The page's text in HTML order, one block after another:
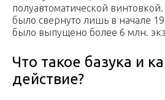
полуавтоматической
было свернуто лишь в начале
было выпущено более 6 млн.
Что такое базука и
действие?